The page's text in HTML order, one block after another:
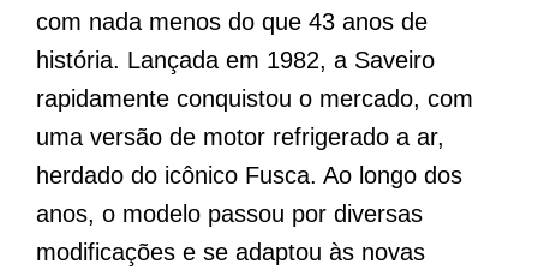
com nada menos do que 43 anos de
história. Lançada em 1982, a Saveiro
rapidamente conquistou o mercado, com
uma versão de motor refrigerado a ar,
herdado do icônico Fusca. Ao longo dos
anos, o modelo passou por diversas
modificações e se adaptou às novas